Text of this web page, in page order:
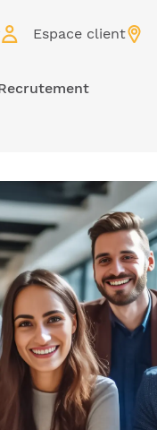
Espace client